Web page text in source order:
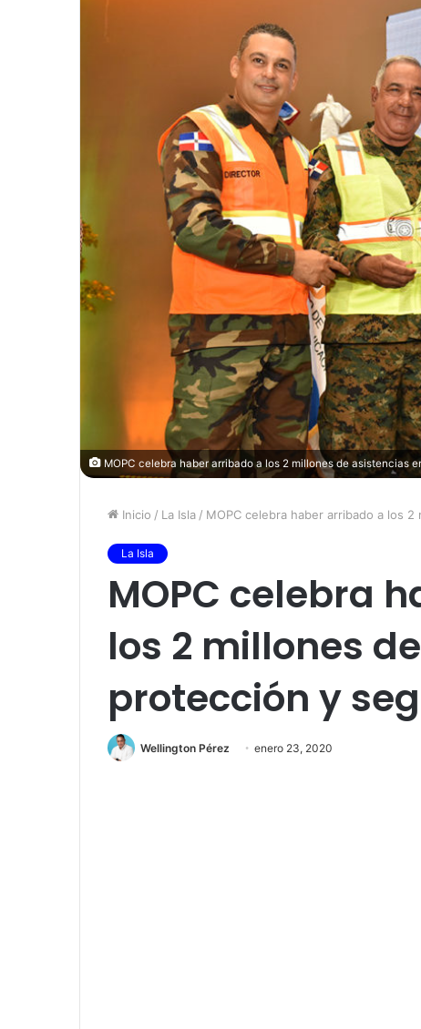
MOPC celebra haber arribado a los 2 millones de asistencias
Inicio / La Isla / MOPC celebra haber arribado a los
La Isla
MOPC celebra
los 2 millones
protección y
Wellington Pérez enero 23, 2020